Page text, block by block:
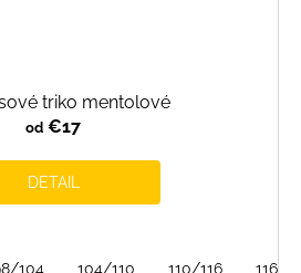
triko mentolové
od €17
DETAIL
104 104/110 110/116 116/